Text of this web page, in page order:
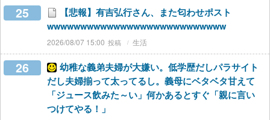
25
【悲報】有吉弘行さん、また匂わせポスト
wwwwwwwwwwwwwwwwwwwwwwwwwww
2026/08/07 15:00 生活
26
幼稚な義弟夫婦が大嫌い。低学歴だしパラサイト
だし夫婦揃って太ってるし。義母にベタベタ甘えて
「ジュース飲みた～い」何かあるとすぐ「親に言い
つけてやる！」